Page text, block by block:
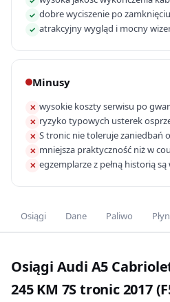
✓ dobre wyciszenie po
✓ atrakcyjny wygląd i mocny
Minusy
✕ wysokie koszty serwisu po
✕ ryzyko typowych usterek
✕ S tronic nie toleruje zaniedbań
✕ mniejsza praktyczność niż w
✕ egzemplarze z pełną historią
Osiągi Dane Paliwo
Osiągi Audi A5
245 KM 7S tronic 2017